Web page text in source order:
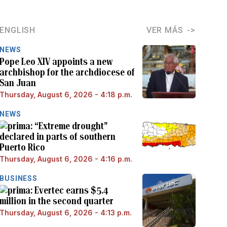
ENGLISH VER MÁS
NEWS
Pope Leo XIV appoints a new
archbishop for the archdiocese of
San Juan
Thursday, August 6, 2026 - 4:18 p.m.
NEWS
“Extreme drought”
declared in parts of southern
Puerto Rico
Thursday, August 6, 2026 - 4:16 p.m.
BUSINESS
Evertec earns $5.4
million in the second quarter
Thursday, August 6, 2026 - 4:13 p.m.